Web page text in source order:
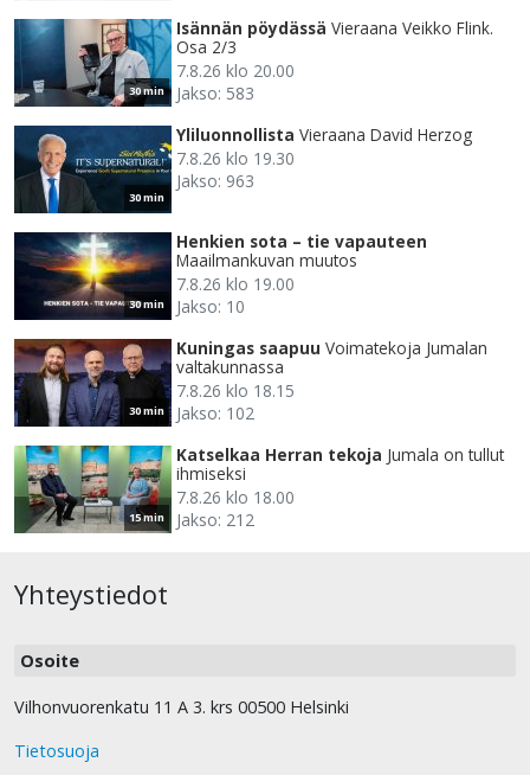
30 min
Isännän pöydässä Vieraana Veikko Flink.
Osa 2/3
7.8.26 klo 20.00
Jakso: 583
30 min
Yliluonnollista Vieraana David Herzog
7.8.26 klo 19.30
Jakso: 963
30 min
Henkien sota – tie vapauteen
Maailmankuvan muutos
7.8.26 klo 19.00
Jakso: 10
30 min
Kuningas saapuu Voimatekoja Jumalan
valtakunnassa
7.8.26 klo 18.15
Jakso: 102
15 min
Katselkaa Herran tekoja Jumala on tullut
ihmiseksi
7.8.26 klo 18.00
Jakso: 212
Yhteystiedot
Osoite
Vilhonvuorenkatu 11 A 3. krs 00500 Helsinki
Tietosuoja